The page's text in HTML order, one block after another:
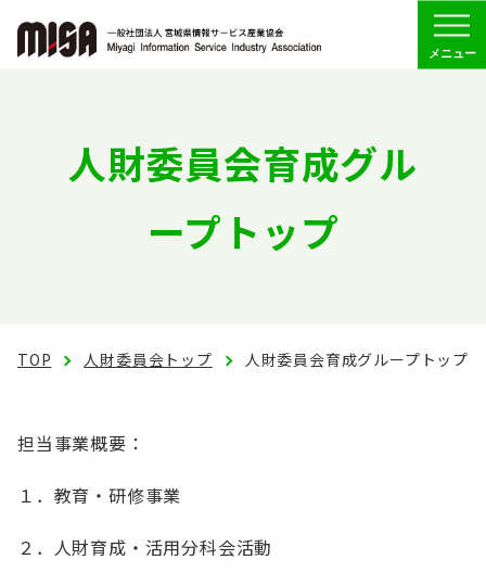
Menu
English
入会案内
人財委員会育成グル
ープトップ
TOP 人財委員会トップ 人財委員会育成グループトップ
担当事業概要：
１．教育・研修事業
２．人財育成・活用分科会活動